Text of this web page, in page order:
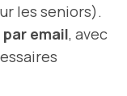
les seniors).
email, avec